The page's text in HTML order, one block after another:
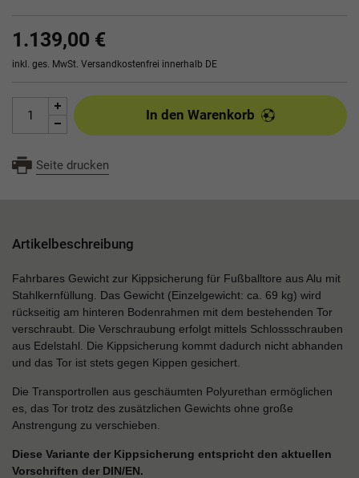
1.139,00 €
inkl. ges. MwSt. Versandkostenfrei innerhalb DE
In den Warenkorb
Seite drucken
Artikelbeschreibung
Fahrbares Gewicht zur Kippsicherung für Fußballtore aus Alu mit
Stahlkernfüllung. Das Gewicht (Einzelgewicht: ca. 69 kg) wird
rückseitig am hinteren Bodenrahmen mit dem bestehenden Tor
verschraubt. Die Verschraubung erfolgt mittels Schlossschrauben
aus Edelstahl. Die Kippsicherung kommt dadurch nicht abhanden
und das Tor ist stets gegen Kippen gesichert.
Die Transportrollen aus geschäumten Polyurethan ermöglichen
es, das Tor trotz des zusätzlichen Gewichts ohne große
Anstrengung zu verschieben.
Diese Variante der Kippsicherung entspricht den aktuellen
Vorschriften der DIN/EN.